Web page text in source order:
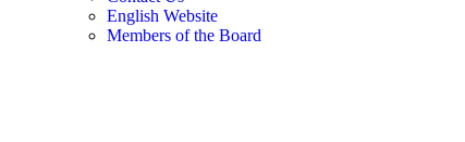
English Website
Members of the Board